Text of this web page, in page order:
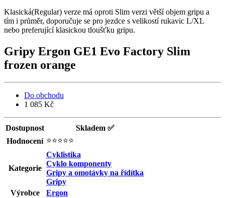
Klasická(Regular) verze má oproti Slim verzi větší objem gripu a
tím i průměr, doporučuje se pro jezdce s velikostí rukavic L/XL
nebo preferující klasickou tloušťku gripu.
Gripy Ergon GE1 Evo Factory Slim
frozen orange
Do obchodu
1 085 Kč
Dostupnost
Skladem ✅
Hodnocení ⭐⭐⭐⭐⭐
Kategorie
Cyklistika
Cyklo komponenty
Gripy a omotávky na řídítka
Gripy
Výrobce
Ergon